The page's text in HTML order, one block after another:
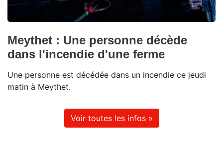
Meythet : Une personne décède
dans l'incendie d'une ferme
Une personne est décédée dans un incendie ce jeudi
matin à Meythet.
Voir toutes les infos »